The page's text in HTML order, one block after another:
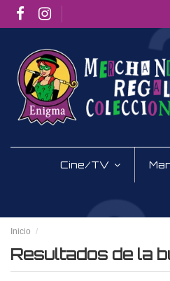
Cine/TV
Inicio
Resultados de la